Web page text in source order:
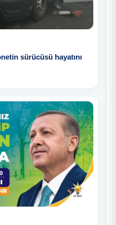
sürücüsü hayatını